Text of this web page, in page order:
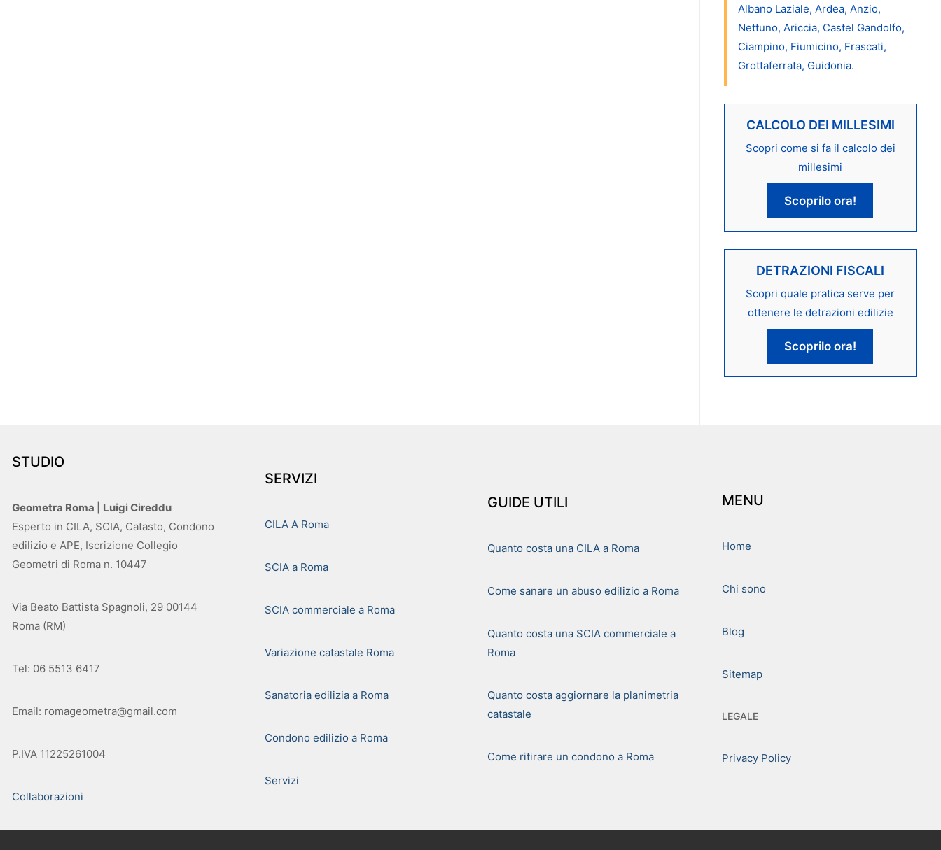
Albano Laziale, Ardea, Anzio,
Nettuno, Ariccia, Castel Gandolfo,
Ciampino, Fiumicino, Frascati,
Grottaferrata, Guidonia.
CALCOLO DEI MILLESIMI
Scopri come si fa il calcolo dei
millesimi
Scoprilo ora!
DETRAZIONI FISCALI
Scopri quale pratica serve per
ottenere le detrazioni edilizie
Scoprilo ora!
STUDIO
Geometra Roma | Luigi Cireddu
Esperto in CILA, SCIA, Catasto, Condono
edilizio e APE, Iscrizione Collegio
Geometri di Roma n. 10447
Via Beato Battista Spagnoli, 29 00144
Roma (RM)
Tel: 06 5513 6417
Email: romageometra@gmail.com
P.IVA 11225261004
Collaborazioni
SERVIZI
CILA A Roma
SCIA a Roma
SCIA commerciale a Roma
Variazione catastale Roma
Sanatoria edilizia a Roma
Condono edilizio a Roma
Servizi
GUIDE UTILI
Quanto costa una CILA a Roma
Come sanare un abuso edilizio a Roma
Quanto costa una SCIA commerciale a
Roma
Quanto costa aggiornare la planimetria
catastale
Come ritirare un condono a Roma
MENU
Home
Chi sono
Blog
Sitemap
LEGALE
Privacy Policy